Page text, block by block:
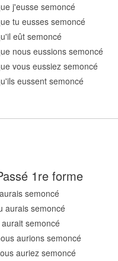
j'eusse semoncé
tu eusses semoncé
eût semoncé
nous eussions semoncé
vous eussiez semoncé
eussent semoncé
1re forme
semoncé
aurais semoncé
semoncé
aurions semoncé
auriez semoncé